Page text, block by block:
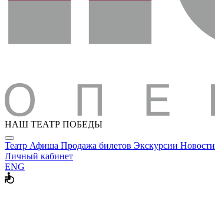
НАШ ТЕАТР ПОБЕДЫ
Театр Афиша Продажа билетов Экскурсии Новости
Личный кабинет
ENG